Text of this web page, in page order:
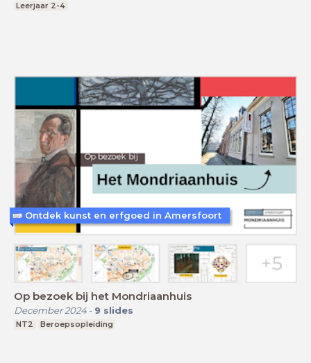
Leerjaar 2-4
Op bezoek bij het Mondriaanhuis
December 2024- 9 slides
NT2 Beroepsopleiding
Ontdek kunst en erfgoed in Amersfoort